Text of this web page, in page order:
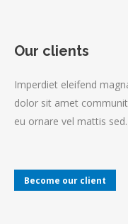
Our clients
Imperdiet eleifend
dolor sit amet
eu ornare vel mattis sed.
Become our client